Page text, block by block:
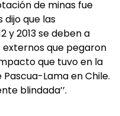
de minas fue
dijo que las
y 2013 se deben a
externos que pegaron
que tuvo en la
Lama en Chile.
blindada’’.